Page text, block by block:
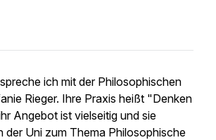
ich mit der Philosophischen
Rieger. Ihre Praxis heißt "Denken
Angebot ist vielseitig und sie
der Uni zum Thema Philosophische